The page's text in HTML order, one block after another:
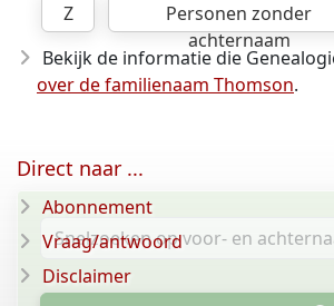
Z
Personen zonder
achternaam
Bekijk de informatie die
over de familienaam Thomson.
Direct naar ...
Abonnement
Vraag/antwoord
Disclaimer